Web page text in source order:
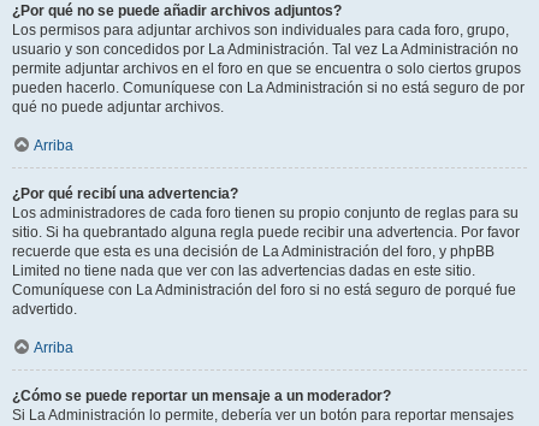
¿Por qué no se puede añadir archivos adjuntos?
Los permisos para adjuntar archivos son individuales para cada foro, grupo,
usuario y son concedidos por La Administración. Tal vez La Administración no
permite adjuntar archivos en el foro en que se encuentra o solo ciertos grupos
pueden hacerlo. Comuníquese con La Administración si no está seguro de por
qué no puede adjuntar archivos.
Arriba
¿Por qué recibí una advertencia?
Los administradores de cada foro tienen su propio conjunto de reglas para su
sitio. Si ha quebrantado alguna regla puede recibir una advertencia. Por favor
recuerde que esta es una decisión de La Administración del foro, y phpBB
Limited no tiene nada que ver con las advertencias dadas en este sitio.
Comuníquese con La Administración del foro si no está seguro de porqué fue
advertido.
Arriba
¿Cómo se puede reportar un mensaje a un moderador?
Si La Administración lo permite, debería ver un botón para reportar mensajes